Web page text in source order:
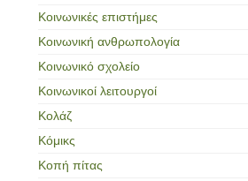
Κοινωνικές επιστήμες
Κοινωνική ανθρωπολογία
Κοινωνικό σχολείο
Κοινωνικοί λειτουργοί
Κολάζ
Κόμικς
Κοπή πίτας